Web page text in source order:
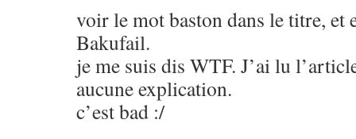
voir le mot baston dans le titre, et
Bakufail.
je me suis dis WTF. J’ai lu
aucune explication.
c’est bad :/